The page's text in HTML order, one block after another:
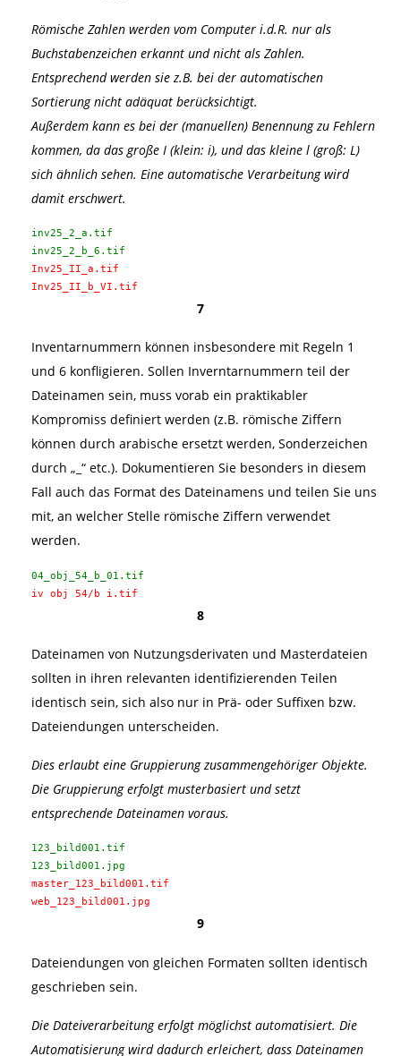
Römische Zahlen werden vom Computer i.d.R. nur als
Buchstabenzeichen erkannt und nicht als Zahlen.
Entsprechend werden sie z.B. bei der automatischen
Sortierung nicht adäquat berücksichtigt.
Außerdem kann es bei der (manuellen) Benennung zu Fehlern
kommen, da das große I (klein: i), und das kleine l (groß: L)
sich ähnlich sehen. Eine automatische Verarbeitung wird
damit erschwert.
inv25_2_a.tif
inv25_2_b_6.tif
Inv25_II_a.tif
Inv25_II_b_VI.tif
7
Inventarnummern können insbesondere mit Regeln 1
und 6 konfligieren. Sollen Inverntarnummern teil der
Dateinamen sein, muss vorab ein praktikabler
Kompromiss definiert werden (z.B. römische Ziffern
können durch arabische ersetzt werden, Sonderzeichen
durch „_“ etc.). Dokumentieren Sie besonders in diesem
Fall auch das Format des Dateinamens und teilen Sie uns
mit, an welcher Stelle römische Ziffern verwendet
werden.
04_obj_54_b_01.tif
iv obj 54/b i.tif
8
Dateinamen von Nutzungsderivaten und Masterdateien
sollten in ihren relevanten identifizierenden Teilen
identisch sein, sich also nur in Prä- oder Suffixen bzw.
Dateiendungen unterscheiden.
Dies erlaubt eine Gruppierung zusammengehöriger Objekte.
Die Gruppierung erfolgt musterbasiert und setzt
entsprechende Dateinamen voraus.
123_bild001.tif
123_bild001.jpg
master_123_bild001.tif
web_123_bild001.jpg
9
Dateiendungen von gleichen Formaten sollten identisch
geschrieben sein.
Die Dateiverarbeitung erfolgt möglichst automatisiert. Die
Automatisierung wird dadurch erleichert, dass Dateinamen